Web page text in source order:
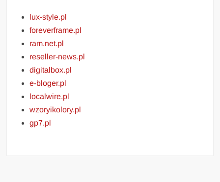
lux-style.pl
foreverframe.pl
ram.net.pl
reseller-news.pl
digitalbox.pl
e-bloger.pl
localwire.pl
wzoryikolory.pl
gp7.pl